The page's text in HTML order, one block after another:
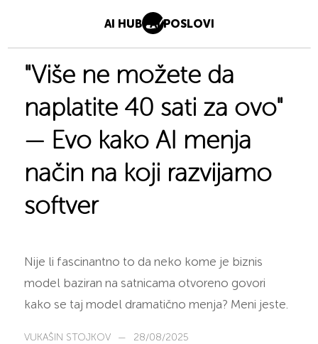
AI HUB AI POSLOVI
"Više ne možete da
naplatite 40 sati za ovo"
— Evo kako AI menja
način na koji razvijamo
softver
Nije li fascinantno to da neko kome je biznis
model baziran na satnicama otvoreno govori
kako se taj model dramatično menja? Meni jeste.
VUKAŠIN STOJKOV — 28/08/2025